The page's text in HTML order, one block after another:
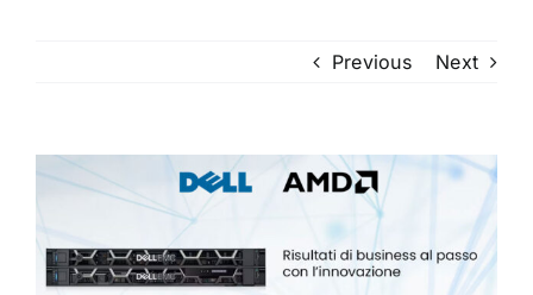
Previous Next
View